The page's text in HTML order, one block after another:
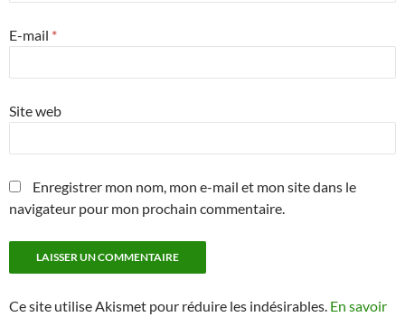
E-mail *
Site web
Enregistrer mon nom, mon e-mail et mon site dans le
navigateur pour mon prochain commentaire.
Ce site utilise Akismet pour réduire les indésirables. En savoir